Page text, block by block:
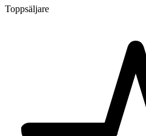
Toppsäljare